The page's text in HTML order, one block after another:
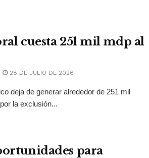
cuesta 251 mil mdp al
28 DE JULIO DE 2026
deja de generar alrededor de 251 mil
la exclusión...
para